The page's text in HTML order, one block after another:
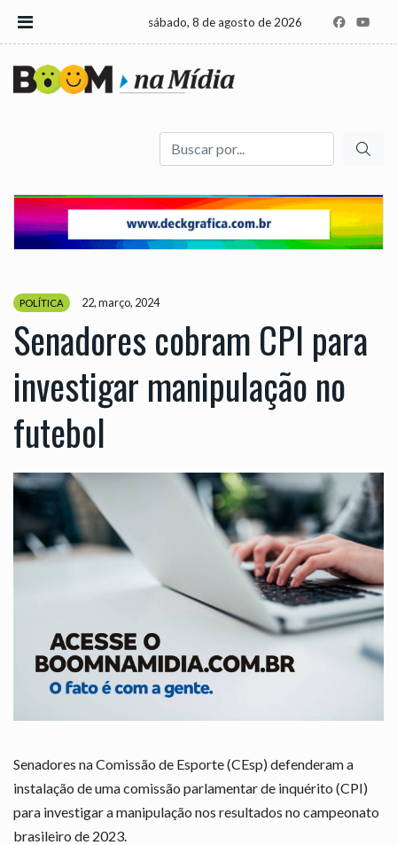
sábado, 8 de agosto de 2026
Buscar
POLÍTICA 22, março, 2024
Senadores cobram CPI para
investigar manipulação no
futebol
Senadores na Comissão de Esporte (CEsp) defenderam a
instalação de uma comissão parlamentar de inquérito (CPI)
para investigar a manipulação nos resultados no campeonato
brasileiro de 2023.